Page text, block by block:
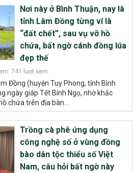
Nơi này ở Bình Thuận, nay là
tỉnh Lâm Đồng từng ví là
“đất chết”, sau vụ vỡ hồ
chứa, bất ngờ cánh đồng lúa
đẹp thế
741 lượt xem
Đồng (huyện Tuy Phong, tỉnh Bình
ngày giáp Tết Bính Ngọ, nhờ khắc
chứa trên địa bàn...
Trồng cà phê ứng dụng
công nghệ số ở vùng đồng
bào dân tộc thiểu số Việt
Nam, câu hỏi bất ngờ này